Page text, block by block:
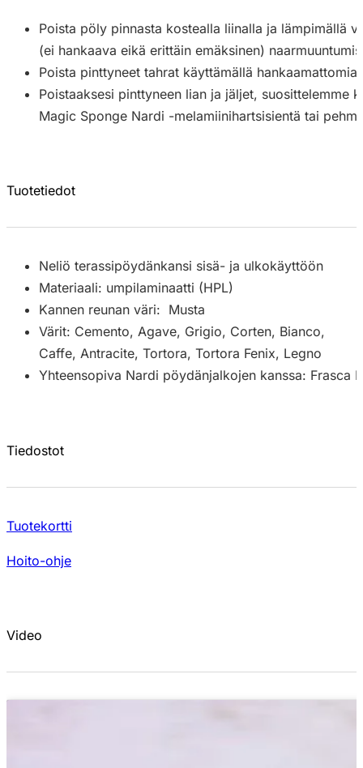
Poista pöly pinnasta kostealla liinalla ja lämpimällä
(ei hankaava eikä erittäin emäksinen)
Poista pinttyneet tahrat käyttämällä
Poistaaksesi pinttyneen lian ja jäljet, suosittelemme
Magic Sponge Nardi -melamiinihartsisientä tai
Tuotetiedot
Neliö terassipöydänkansi sisä- ja ulkokäyttöön
Materiaali: umpilaminaatti (HPL)
Kannen reunan väri: Musta
Värit: Cemento, Agave, Grigio, Corten, Bianco,
Caffe, Antracite, Tortora, Tortora Fenix, Legno
Yhteensopiva Nardi pöydänjalkojen kanssa: Frasca
Tiedostot
Tuotekortti
Hoito-ohje
Video